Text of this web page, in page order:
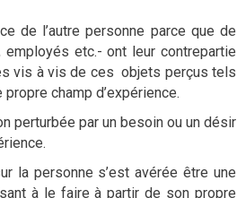
de l’autre personne parce que de
etc.- ont leur contrepartie
vis à vis de ces objets perçus tels
champ d’expérience.
perturbée par un besoin ou un désir
la personne s’est avérée être une
à le faire à partir de son propre